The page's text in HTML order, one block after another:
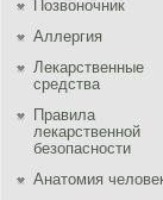
Позвоночник
Аллергия
Лекарственные
средства
Правила
лекарственной
безопасности
Aнатомия